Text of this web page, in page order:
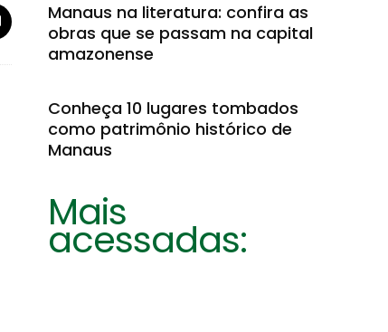
Manaus na literatura: confira as
obras que se passam na capital
amazonense
Conheça 10 lugares tombados
como patrimônio histórico de
Manaus
Mais
acessadas: